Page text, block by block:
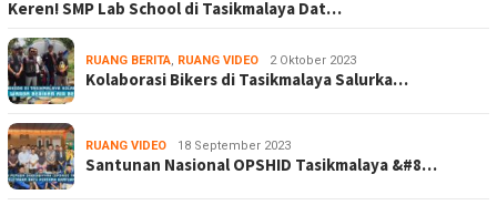
Keren! SMP Lab School di Tasikmalaya Dat…
RUANG BERITA, RUANG VIDEO 2 Oktober 2023
Kolaborasi Bikers di Tasikmalaya Salurka…
RUANG VIDEO 18 September 2023
Santunan Nasional OPSHID Tasikmalaya &#8…